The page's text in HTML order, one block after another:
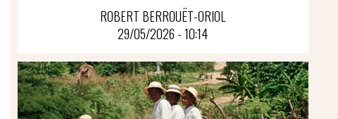
ROBERT BERROUËT-ORIOL
29/05/2026 - 10:14